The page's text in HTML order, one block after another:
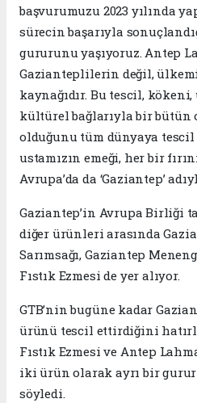
başvurumuzu 2023 yılında
sürecin başarıyla
gururunu yaşıyoruz. Antep
Gazianteplilerin değil,
kaynağıdır. Bu tescil,
kültürel bağlarıyla bir bütün
olduğunu tüm dünyaya
ustamızın emeği, her bir
Avrupa’da da ‘Gaziantep’
Gaziantep’in Avrupa Birliği
diğer ürünleri arasında
Sarımsağı, Gaziantep
Fıstık Ezmesi de yer alıyor.
GTB’nin bugüne kadar
ürünü tescil ettirdiğini
Fıstık Ezmesi ve Antep
iki ürün olarak ayrı bir
söyledi.